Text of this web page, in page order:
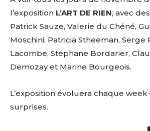
l’exposition L’ART DE RIEN, avec
Patrick Sauze, Valerie du Chéné,
Moschini; Patricia Stheeman, Serge
Lacombe, Stéphane Bordarier,
Demozay et Marine Bourgeois.
L’exposition évoluera chaque
surprises.